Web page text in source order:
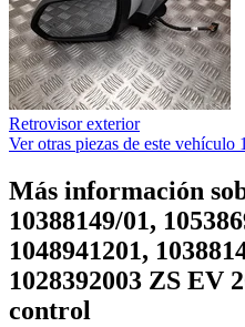
Retrovisor exterior
Ver otras piezas de este vehículo
Más información
10388149/01,
1048941201,
1028392003 ZS EV
control